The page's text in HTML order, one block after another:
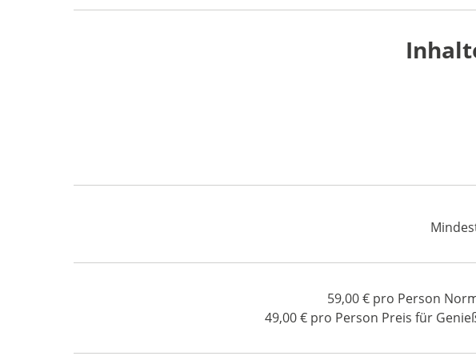
59,00 € pro Person
49,00 € pro Person Preis für